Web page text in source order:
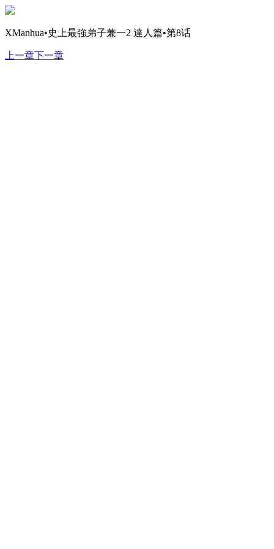
XManhua•史上最強弟子兼一2 達人篇•第8话
上一章下一章